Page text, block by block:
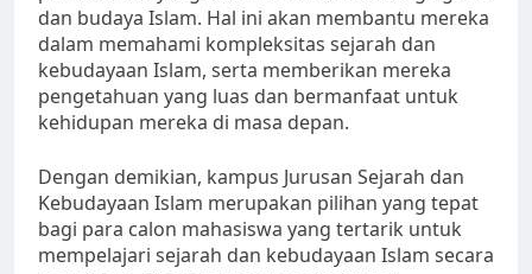
dan budaya Islam. Hal ini akan membantu mereka
dalam memahami kompleksitas sejarah dan
kebudayaan Islam, serta memberikan mereka
pengetahuan yang luas dan bermanfaat untuk
kehidupan mereka di masa depan.
Dengan demikian, kampus Jurusan Sejarah dan
Kebudayaan Islam merupakan pilihan yang tepat
bagi para calon mahasiswa yang tertarik untuk
mempelajari sejarah dan kebudayaan Islam secara